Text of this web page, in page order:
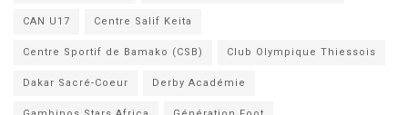
CAN U17 Centre Salif Keita
Centre Sportif de Bamako (CSB) Club Olympique Thiessois
Dakar Sacré-Coeur Derby Académie